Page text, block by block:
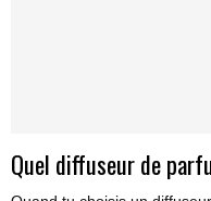
Quel diffuseur de